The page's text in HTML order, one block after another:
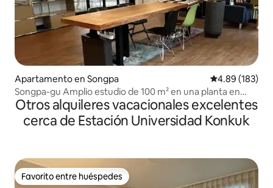
Apartamento en Songpa Calificación
4.89 (183)
Songpa-gu Amplio estudio de 100 m² en una planta en
Songpa-gu
Otros alquileres vacacionales excelentes
cerca de Estación Universidad Konkuk
Favorito entre huéspedes
Favorito entre huéspedes